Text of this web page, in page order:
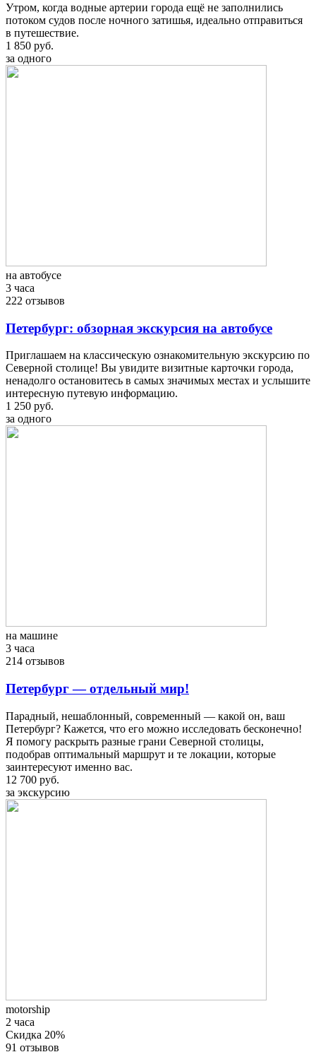
Утром, когда водные артерии города ещё не заполнились
потоком судов после ночного затишья, идеально отправиться
в путешествие.
1 850 руб.
за одного
на автобусе
3 часа
222 отзывов
Петербург: обзорная экскурсия на автобусе
Приглашаем на классическую ознакомительную экскурсию по
Северной столице! Вы увидите визитные карточки города,
ненадолго остановитесь в самых значимых местах и услышите
интересную путевую информацию.
1 250 руб.
за одного
на машине
3 часа
214 отзывов
Петербург — отдельный мир!
Парадный, нешаблонный, современный — какой он, ваш
Петербург? Кажется, что его можно исследовать бесконечно!
Я помогу раскрыть разные грани Северной столицы,
подобрав оптимальный маршрут и те локации, которые
заинтересуют именно вас.
12 700 руб.
за экскурсию
motorship
2 часа
Скидка 20%
91 отзывов